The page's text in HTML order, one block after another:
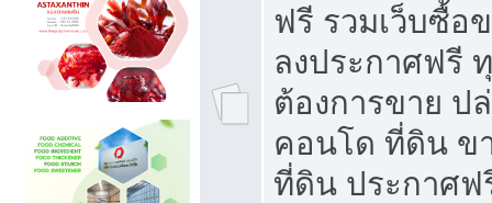
ฟรี รวมเว็บซื้อ
ลงประกาศฟรี
ต้องการขาย ป
คอนโด ที่ดิน ข
ที่ดิน ประกาศฟ